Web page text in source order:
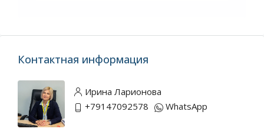
Контактная информация
Ирина Ларионова
+79147092578
WhatsApp